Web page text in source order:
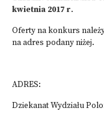
kwietnia 2017 r.
Oferty na konkurs
na adres podany niżej.
ADRES:
Dziekanat Wydziału